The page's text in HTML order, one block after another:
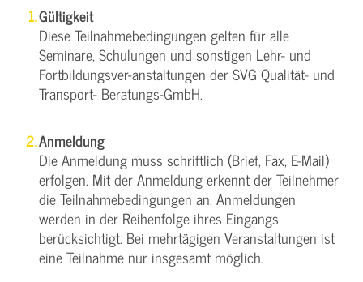
Gültigkeit
Diese Teilnahmebedingungen gelten für alle
Seminare, Schulungen und sonstigen Lehr- und
Fortbildungsver-anstaltungen der SVG Qualität- und
Transport- Beratungs-GmbH.
Anmeldung
Die Anmeldung muss schriftlich (Brief, Fax, E-Mail)
erfolgen. Mit der Anmeldung erkennt der Teilnehmer
die Teilnahmebedingungen an. Anmeldungen
werden in der Reihenfolge ihres Eingangs
berücksichtigt. Bei mehrtägigen Veranstaltungen ist
eine Teilnahme nur insgesamt möglich.